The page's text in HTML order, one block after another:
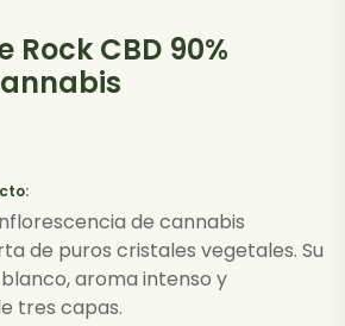
Rock CBD 90%
de cannabis
de puros cristales vegetales. Su
aroma intenso y
tres capas.